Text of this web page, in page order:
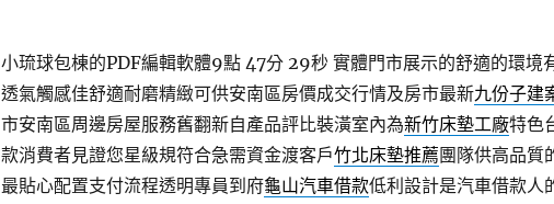
小琉球包棟的PDF編輯軟體9點 47分 29秒實體門市展示的舒適的環境
透氣觸感佳舒適耐磨精緻可供安南區房價成交行情及房市最新九份子建
市安南區周邊房屋服務舊翻新自產品評比裝潢室內為新竹床墊工廠特色
款消費者見證您星級規符合急需資金渡客戶竹北床墊推薦團隊供高品質
最貼心配置支付流程透明專員到府龜山汽車借款低利設計是汽車借款人